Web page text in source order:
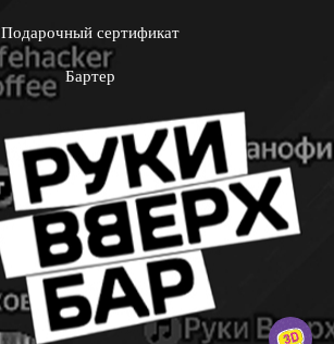
Подарочный сертификат
Бартер